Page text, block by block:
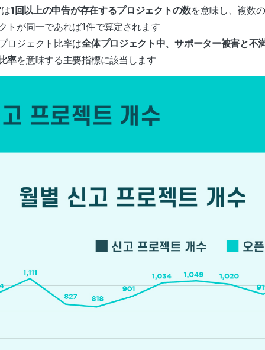
1回以上の申告が存在するプロジェクトの数を意味し、複数
トが同一であれば1件で算定されます
ロジェクト比率は全体プロジェクト中、サポーター被害と不
率を意味する主要指標に該当します